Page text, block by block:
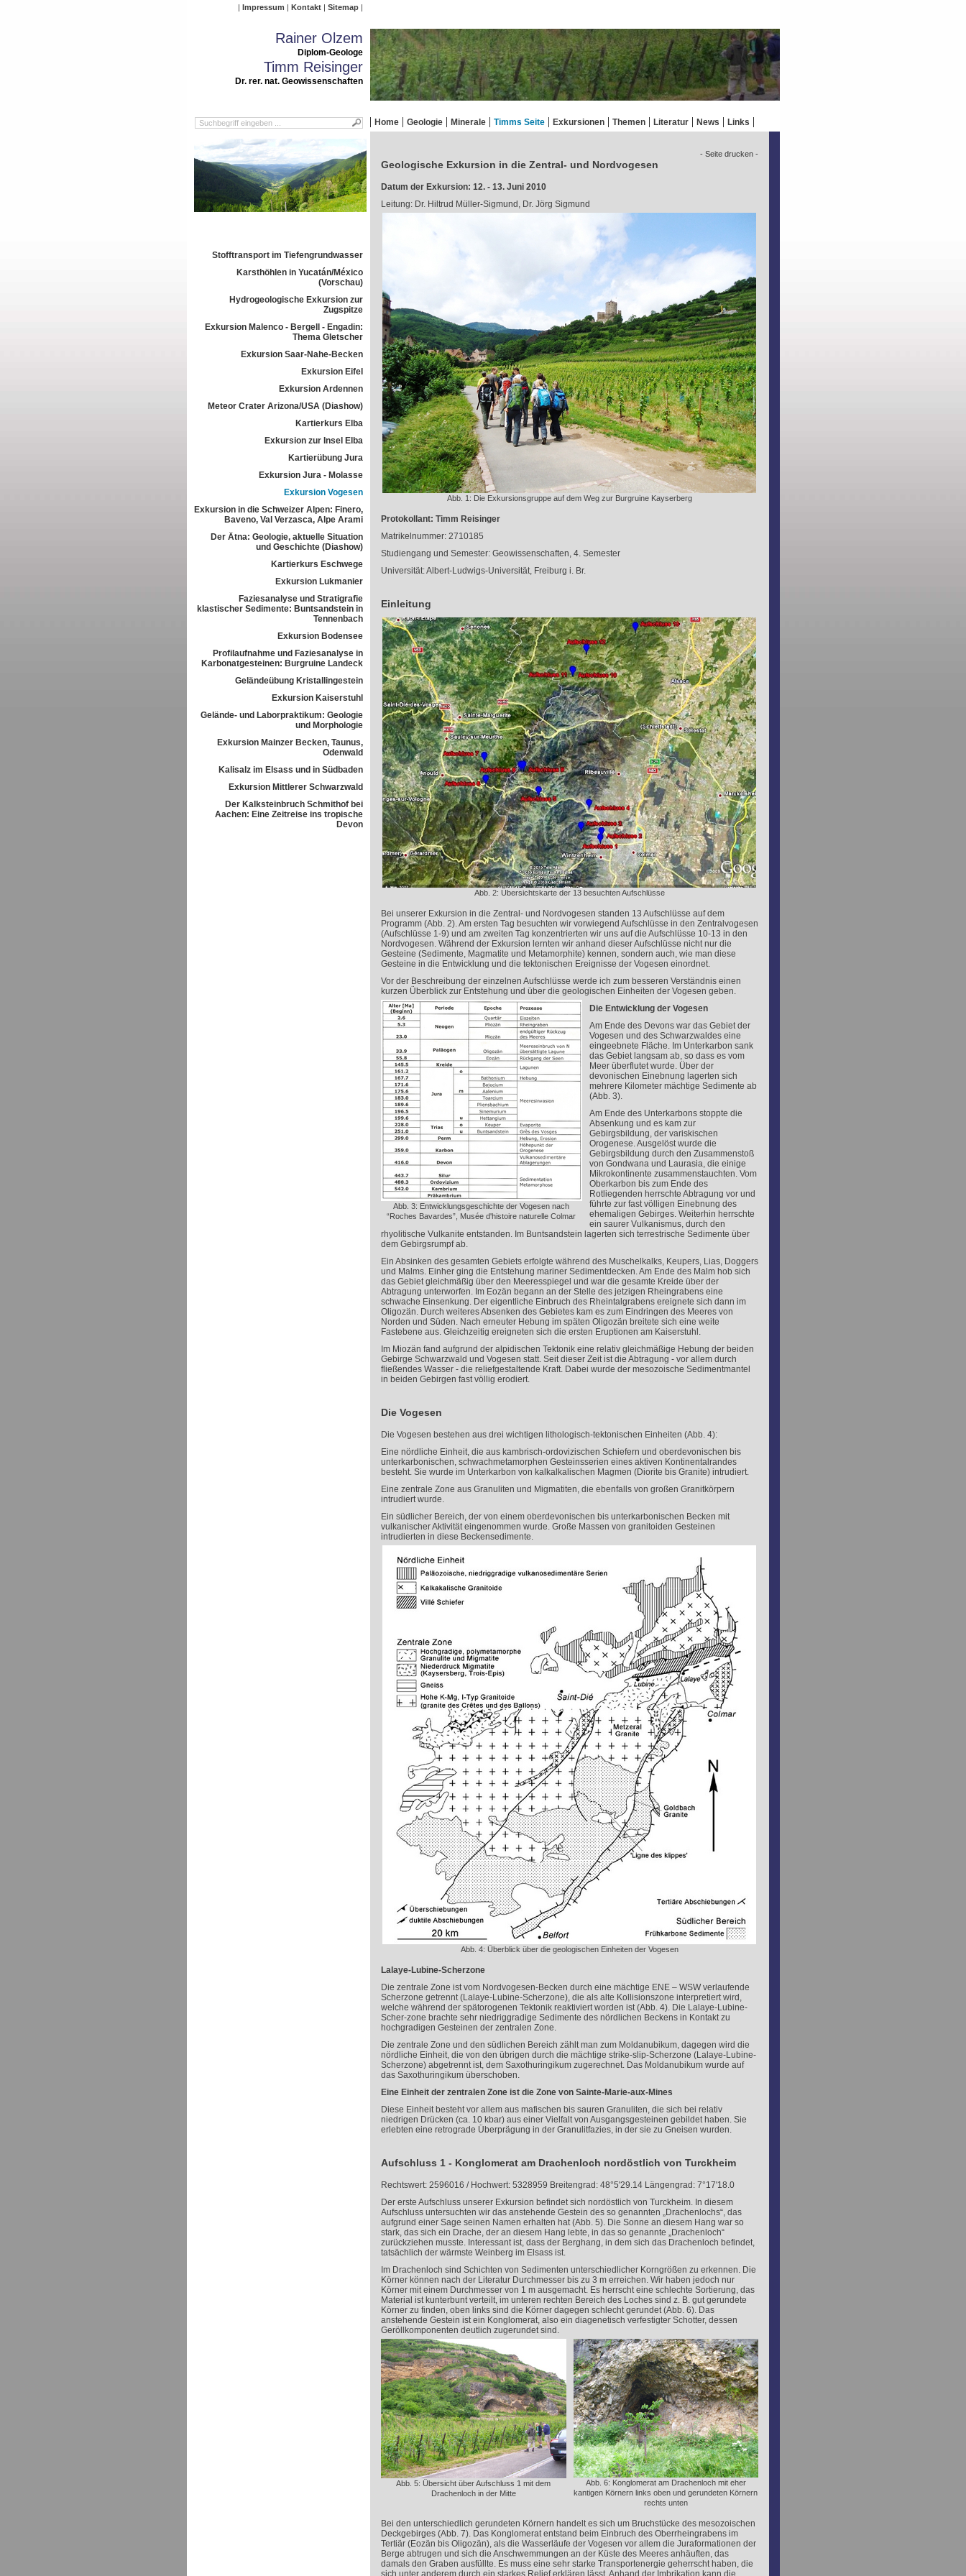
Impressum Kontakt Sitemap
Rainer Olzem
Diplom-Geologe
Timm Reisinger
Dr. rer. nat. Geowissenschaften
Home Geologie Minerale Timms Seite Exkursionen Themen Literatur News Links
Stofftransport im Tiefengrundwasser
Karsthöhlen in Yucatán/México
(Vorschau)
Hydrogeologische Exkursion zur
Zugspitze
Exkursion Malenco - Bergell - Engadin:
Thema Gletscher
Exkursion Saar-Nahe-Becken
Exkursion Eifel
Exkursion Ardennen
Meteor Crater Arizona/USA (Diashow)
Kartierkurs Elba
Exkursion zur Insel Elba
Kartierübung Jura
Exkursion Jura - Molasse
Exkursion Vogesen
Exkursion in die Schweizer Alpen: Finero,
Baveno, Val Verzasca, Alpe Arami
Der Ätna: Geologie, aktuelle Situation
und Geschichte (Diashow)
Kartierkurs Eschwege
Exkursion Lukmanier
Faziesanalyse und Stratigrafie
klastischer Sedimente: Buntsandstein in
Tennenbach
Exkursion Bodensee
Profilaufnahme und Faziesanalyse in
Karbonatgesteinen: Burgruine Landeck
Geländeübung Kristallingestein
Exkursion Kaiserstuhl
Gelände- und Laborpraktikum: Geologie
und Morphologie
Exkursion Mainzer Becken, Taunus,
Odenwald
Kalisalz im Elsass und in Südbaden
Exkursion Mittlerer Schwarzwald
Der Kalksteinbruch Schmithof bei
Aachen: Eine Zeitreise ins tropische
Devon
- Seite drucken -
Geologische Exkursion in die Zentral- und Nordvogesen
Datum der Exkursion: 12. - 13. Juni 2010
Leitung: Dr. Hiltrud Müller-Sigmund, Dr. Jörg Sigmund
Abb. 1: Die Exkursionsgruppe auf dem Weg zur Burgruine Kayserberg
Protokollant: Timm Reisinger
Matrikelnummer: 2710185
Studiengang und Semester: Geowissenschaften, 4. Semester
Universität: Albert-Ludwigs-Universität, Freiburg i. Br.
Einleitung
Abb. 2: Übersichtskarte der 13 besuchten Aufschlüsse
Bei unserer Exkursion in die Zentral- und Nordvogesen standen 13 Aufschlüsse auf dem
Programm (Abb. 2). Am ersten Tag besuchten wir vorwiegend Aufschlüsse in den Zentralvogesen
(Aufschlüsse 1-9) und am zweiten Tag konzentrierten wir uns auf die Aufschlüsse 10-13 in den
Nordvogesen. Während der Exkursion lernten wir anhand dieser Aufschlüsse nicht nur die
Gesteine (Sedimente, Magmatite und Metamorphite) kennen, sondern auch, wie man diese
Gesteine in die Entwicklung und die tektonischen Ereignisse der Vogesen einordnet.
Vor der Beschreibung der einzelnen Aufschlüsse werde ich zum besseren Verständnis einen
kurzen Überblick zur Entstehung und über die geologischen Einheiten der Vogesen geben.
Abb. 3: Entwicklungsgeschichte der Vogesen nach
“Roches Bavardes”, Musée d'histoire naturelle Colmar
Die Entwicklung der Vogesen
Am Ende des Devons war das Gebiet der
Vogesen und des Schwarzwaldes eine
eingeebnete Fläche. Im Unterkarbon sank
das Gebiet langsam ab, so dass es vom
Meer überflutet wurde. Über der
devonischen Einebnung lagerten sich
mehrere Kilometer mächtige Sedimente ab
(Abb. 3).
Am Ende des Unterkarbons stoppte die
Absenkung und es kam zur
Gebirgsbildung, der variskischen
Orogenese. Ausgelöst wurde die
Gebirgsbildung durch den Zusammenstoß
von Gondwana und Laurasia, die einige
Mikrokontinente zusammenstauchten. Vom
Oberkarbon bis zum Ende des
Rotliegenden herrschte Abtragung vor und
führte zur fast völligen Einebnung des
ehemaligen Gebirges. Weiterhin herrschte
ein saurer Vulkanismus, durch den
rhyolitische Vulkanite entstanden. Im Buntsandstein lagerten sich terrestrische Sedimente über
dem Gebirgsrumpf ab.
Ein Absinken des gesamten Gebiets erfolgte während des Muschelkalks, Keupers, Lias, Doggers
und Malms. Einher ging die Entstehung mariner Sedimentdecken. Am Ende des Malm hob sich
das Gebiet gleichmäßig über den Meeresspiegel und war die gesamte Kreide über der
Abtragung unterworfen. Im Eozän begann an der Stelle des jetzigen Rheingrabens eine
schwache Einsenkung. Der eigentliche Einbruch des Rheintalgrabens ereignete sich dann im
Oligozän. Durch weiteres Absenken des Gebietes kam es zum Eindringen des Meeres von
Norden und Süden. Nach erneuter Hebung im späten Oligozän breitete sich eine weite
Fastebene aus. Gleichzeitig ereigneten sich die ersten Eruptionen am Kaiserstuhl.
Im Miozän fand aufgrund der alpidischen Tektonik eine relativ gleichmäßige Hebung der beiden
Gebirge Schwarzwald und Vogesen statt. Seit dieser Zeit ist die Abtragung - vor allem durch
fließendes Wasser - die reliefgestaltende Kraft. Dabei wurde der mesozoische Sedimentmantel
in beiden Gebirgen fast völlig erodiert.
Die Vogesen
Die Vogesen bestehen aus drei wichtigen lithologisch-tektonischen Einheiten (Abb. 4):
Eine nördliche Einheit, die aus kambrisch-ordovizischen Schiefern und oberdevonischen bis
unterkarbonischen, schwachmetamorphen Gesteinsserien eines aktiven Kontinentalrandes
besteht. Sie wurde im Unterkarbon von kalkalkalischen Magmen (Diorite bis Granite) intrudiert.
Eine zentrale Zone aus Granuliten und Migmatiten, die ebenfalls von großen Granitkörpern
intrudiert wurde.
Ein südlicher Bereich, der von einem oberdevonischen bis unterkarbonischen Becken mit
vulkanischer Aktivität eingenommen wurde. Große Massen von granitoiden Gesteinen
intrudierten in diese Beckensedimente.
Abb. 4: Überblick über die geologischen Einheiten der Vogesen
Lalaye-Lubine-Scherzone
Die zentrale Zone ist vom Nordvogesen-Becken durch eine mächtige ENE – WSW verlaufende
Scherzone getrennt (Lalaye-Lubine-Scherzone), die als alte Kollisionszone interpretiert wird,
welche während der spätorogenen Tektonik reaktiviert worden ist (Abb. 4). Die Lalaye-Lubine-
Scher-zone brachte sehr niedriggradige Sedimente des nördlichen Beckens in Kontakt zu
hochgradigen Gesteinen der zentralen Zone.
Die zentrale Zone und den südlichen Bereich zählt man zum Moldanubikum, dagegen wird die
nördliche Einheit, die von den übrigen durch die mächtige strike-slip-Scherzone (Lalaye-Lubine-
Scherzone) abgetrennt ist, dem Saxothuringikum zugerechnet. Das Moldanubikum wurde auf
das Saxothuringikum überschoben.
Eine Einheit der zentralen Zone ist die Zone von Sainte-Marie-aux-Mines
Diese Einheit besteht vor allem aus mafischen bis sauren Granuliten, die sich bei relativ
niedrigen Drücken (ca. 10 kbar) aus einer Vielfalt von Ausgangsgesteinen gebildet haben. Sie
erlebten eine retrograde Überprägung in der Granulitfazies, in der sie zu Gneisen wurden.
Aufschluss 1 - Konglomerat am Drachenloch nordöstlich von Turckheim
Rechtswert: 2596016 / Hochwert: 5328959 Breitengrad: 48°5'29.14 Längengrad: 7°17'18.0
Der erste Aufschluss unserer Exkursion befindet sich nordöstlich von Turckheim. In diesem
Aufschluss untersuchten wir das anstehende Gestein des so genannten „Drachenlochs“, das
aufgrund einer Sage seinen Namen erhalten hat (Abb. 5). Die Sonne an diesem Hang war so
stark, das sich ein Drache, der an diesem Hang lebte, in das so genannte „Drachenloch“
zurückziehen musste. Interessant ist, dass der Berghang, in dem sich das Drachenloch befindet,
tatsächlich der wärmste Weinberg im Elsass ist.
Im Drachenloch sind Schichten von Sedimenten unterschiedlicher Korngrößen zu erkennen. Die
Körner können nach der Literatur Durchmesser bis zu 3 m erreichen. Wir haben jedoch nur
Körner mit einem Durchmesser von 1 m ausgemacht. Es herrscht eine schlechte Sortierung, das
Material ist kunterbunt verteilt, im unteren rechten Bereich des Loches sind z. B. gut gerundete
Körner zu finden, oben links sind die Körner dagegen schlecht gerundet (Abb. 6). Das
anstehende Gestein ist ein Konglomerat, also ein diagenetisch verfestigter Schotter, dessen
Geröllkomponenten deutlich zugerundet sind.
Abb. 5: Übersicht über Aufschluss 1 mit dem
Drachenloch in der Mitte
Abb. 6: Konglomerat am Drachenloch mit eher
kantigen Körnern links oben und gerundeten Körnern
rechts unten
Bei den unterschiedlich gerundeten Körnern handelt es sich um Bruchstücke des mesozoischen
Deckgebirges (Abb. 7). Das Konglomerat entstand beim Einbruch des Oberrheingrabens im
Tertiär (Eozän bis Oligozän), als die Wasserläufe der Vogesen vor allem die Juraformationen der
Berge abtrugen und sich die Anschwemmungen an der Küste des Meeres anhäuften, das
damals den Graben ausfüllte. Es muss eine sehr starke Transportenergie geherrscht haben, die
sich unter anderem durch ein starkes Relief erklären lässt. Anhand der Imbrikation kann die